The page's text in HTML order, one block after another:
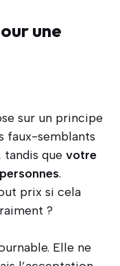
une
sur un principe
faux-semblants
que votre
.
prix si cela
?
Elle ne